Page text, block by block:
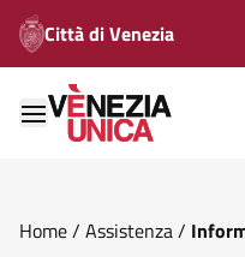
Città di Venezia
Home/ Assistenza/